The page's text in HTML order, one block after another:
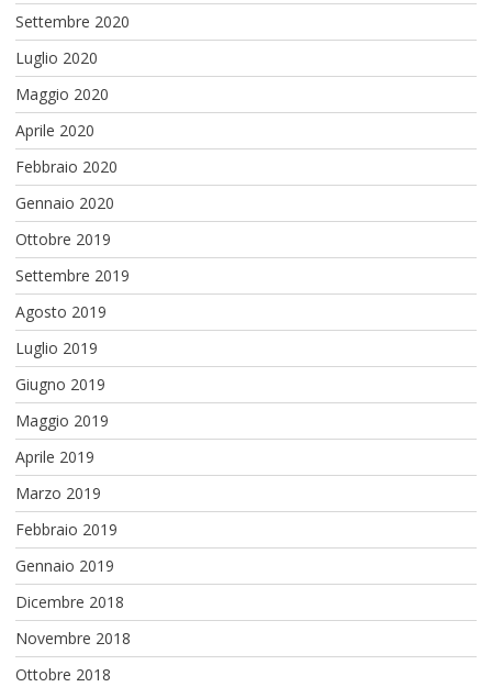
Settembre 2020
Luglio 2020
Maggio 2020
Aprile 2020
Febbraio 2020
Gennaio 2020
Ottobre 2019
Settembre 2019
Agosto 2019
Luglio 2019
Giugno 2019
Maggio 2019
Aprile 2019
Marzo 2019
Febbraio 2019
Gennaio 2019
Dicembre 2018
Novembre 2018
Ottobre 2018